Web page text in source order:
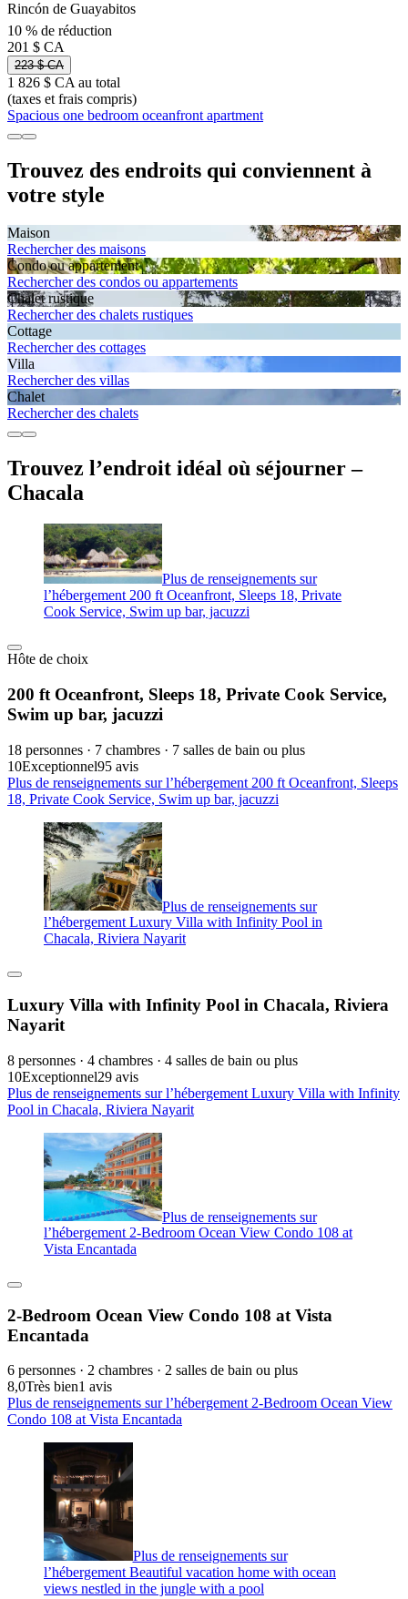
Rincón de Guayabitos
10 % de réduction
201 $ CA
223 $ CA
1 826 $ CA au total
(taxes et frais compris)
Spacious one bedroom oceanfront apartment
Trouvez des endroits qui conviennent à
votre style
Maison
Rechercher des maisons
Condo ou appartement
Rechercher des condos ou appartements
Chalet rustique
Rechercher des chalets rustiques
Cottage
Rechercher des cottages
Villa
Rechercher des villas
Chalet
Rechercher des chalets
Trouvez l’endroit idéal où séjourner –
Chacala
Plus de renseignements sur
l’hébergement 200 ft Oceanfront, Sleeps 18, Private
Cook Service, Swim up bar, jacuzzi
Hôte de choix
200 ft Oceanfront, Sleeps 18, Private Cook Service,
Swim up bar, jacuzzi
18 personnes · 7 chambres · 7 salles de bain ou plus
10Exceptionnel95 avis
Plus de renseignements sur l’hébergement 200 ft Oceanfront, Sleeps
18, Private Cook Service, Swim up bar, jacuzzi
Plus de renseignements sur
l’hébergement Luxury Villa with Infinity Pool in
Chacala, Riviera Nayarit
Luxury Villa with Infinity Pool in Chacala, Riviera
Nayarit
8 personnes · 4 chambres · 4 salles de bain ou plus
10Exceptionnel29 avis
Plus de renseignements sur l’hébergement Luxury Villa with Infinity
Pool in Chacala, Riviera Nayarit
Plus de renseignements sur
l’hébergement 2-Bedroom Ocean View Condo 108 at
Vista Encantada
2-Bedroom Ocean View Condo 108 at Vista
Encantada
6 personnes · 2 chambres · 2 salles de bain ou plus
8,0Très bien1 avis
Plus de renseignements sur l’hébergement 2-Bedroom Ocean View
Condo 108 at Vista Encantada
Plus de renseignements sur
l’hébergement Beautiful vacation home with ocean
views nestled in the jungle with a pool